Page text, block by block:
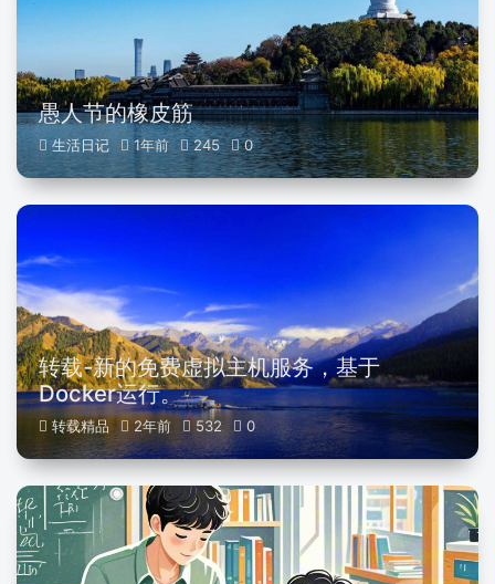
愚人节的橡皮筋
生活日记 1年前 245 0
转载-新的免费虚拟主机服务，基于
Docker运行。
转载精品 2年前 532 0